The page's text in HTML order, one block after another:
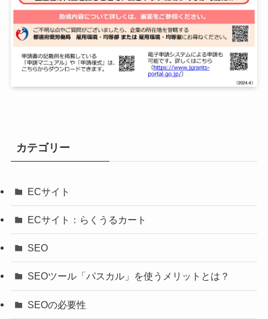
カテゴリー
ECサイト
ECサイト：らくうるカート
SEO
SEOツール「パスカル」を使うメリットとは？
SEOの必要性